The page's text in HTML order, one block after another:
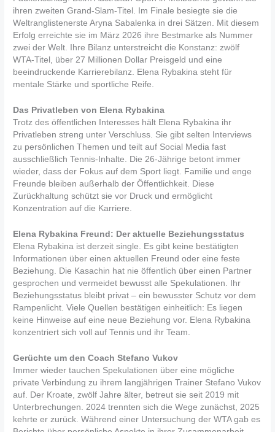
ihren zweiten Grand-Slam-Titel. Im Finale besiegte sie die
Weltranglistenerste Aryna Sabalenka in drei Sätzen. Mit diesem
Erfolg erreichte sie im März 2026 ihre Bestmarke als Nummer
zwei der Welt. Ihre Bilanz unterstreicht die Konstanz: zwölf
WTA-Titel, über 27 Millionen Dollar Preisgeld und eine
beeindruckende Karrierebilanz. Elena Rybakina steht für
mentale Stärke und sportliche Reife.
Das Privatleben von Elena Rybakina
Trotz des öffentlichen Interesses hält Elena Rybakina ihr
Privatleben streng unter Verschluss. Sie gibt selten Interviews
zu persönlichen Themen und teilt auf Social Media fast
ausschließlich Tennis-Inhalte. Die 26-Jährige betont immer
wieder, dass der Fokus auf dem Sport liegt. Familie und enge
Freunde bleiben außerhalb der Öffentlichkeit. Diese
Zurückhaltung schützt sie vor Druck und ermöglicht
Konzentration auf die Karriere.
Elena Rybakina Freund: Der aktuelle Beziehungsstatus
Elena Rybakina ist derzeit single. Es gibt keine bestätigten
Informationen über einen aktuellen Freund oder eine feste
Beziehung. Die Kasachin hat nie öffentlich über einen Partner
gesprochen und vermeidet bewusst alle Spekulationen. Ihr
Beziehungsstatus bleibt privat – ein bewusster Schutz vor dem
Rampenlicht. Viele Quellen bestätigen einheitlich: Es liegen
keine Hinweise auf eine neue Beziehung vor. Elena Rybakina
konzentriert sich voll auf Tennis und ihr Team.
Gerüchte um den Coach Stefano Vukov
Immer wieder tauchen Spekulationen über eine mögliche
private Verbindung zu ihrem langjährigen Trainer Stefano Vukov
auf. Der Kroate, zwölf Jahre älter, betreut sie seit 2019 mit
Unterbrechungen. 2024 trennten sich die Wege zunächst, 2025
kehrte er zurück. Während einer Untersuchung der WTA gab es